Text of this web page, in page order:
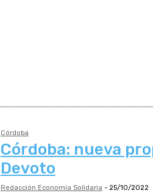
Córdoba
Córdoba: nueva
Devoto
Redacción Economía Solidaria - 25/10/2022